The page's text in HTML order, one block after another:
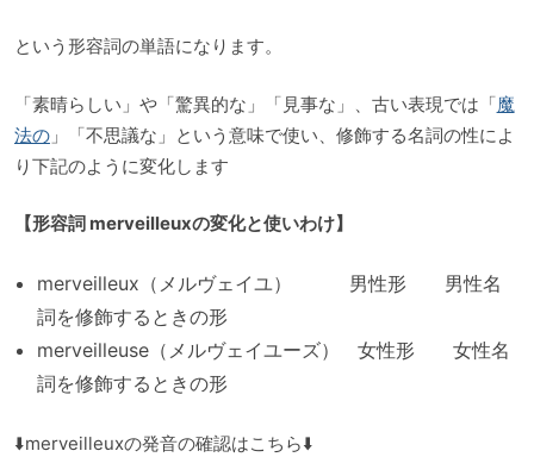
という形容詞の単語になります。
「素晴らしい」や「驚異的な」「見事な」、古い表現では「魔
法の」「不思議な」という意味で使い、修飾する名詞の性によ
り下記のように変化します
【形容詞 merveilleuxの変化と使いわけ】
merveilleux（メルヴェイユ） 男性形 男性名
詞を修飾するときの形
merveilleuse（メルヴェイユーズ） 女性形 女性名
詞を修飾するときの形
⬇️merveilleuxの発音の確認はこちら⬇️